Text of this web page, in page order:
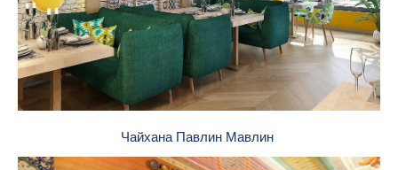
Чайхана Павлин Мавлин